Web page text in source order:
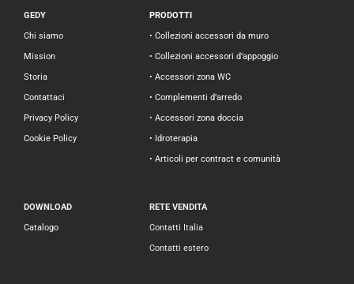
GEDY
Chi siamo
Mission
Storia
Contattaci
Privacy Policy
Cookie Policy
PRODOTTI
• Collezioni accessori da muro
• Collezioni accessori d’appoggio
• Accessori zona WC
• Complementi d’arredo
• Accessori zona doccia
• Idroterapia
• Articoli per contract e comunità
DOWNLOAD
Catalogo
RETE VENDITA
Contatti Italia
Contatti estero